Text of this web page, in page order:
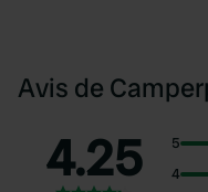
Avis de
4.25
5
4